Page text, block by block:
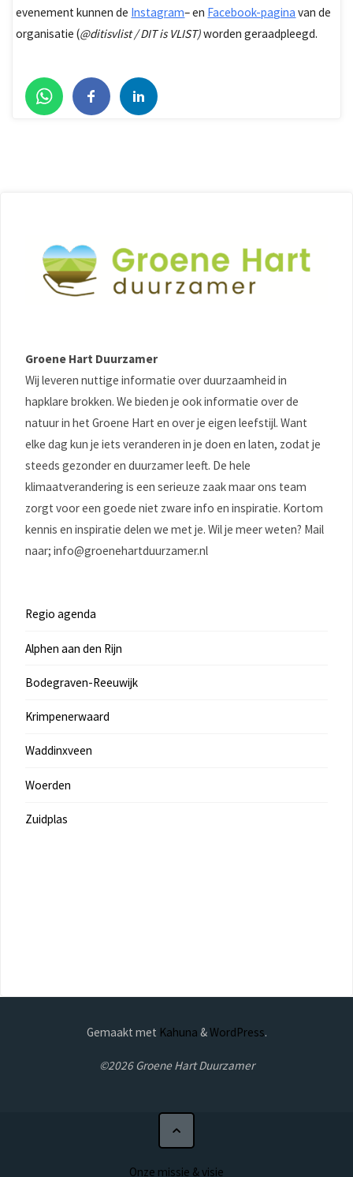
evenement kunnen de Instagram– en Facebook-pagina van de
organisatie (@ditisvlist / DIT is VLIST)worden geraadpleegd.
Groene Hart Duurzamer
Wij leveren nuttige informatie over duurzaamheid in
hapklare brokken. We bieden je ook informatie over de
natuur in het Groene Hart en over je eigen leefstijl. Want
elke dag kun je iets veranderen in je doen en laten, zodat je
steeds gezonder en duurzamer leeft. De hele
klimaatverandering is een serieuze zaak maar ons team
zorgt voor een goede niet zware info en inspiratie. Kortom
kennis en inspiratie delen we met je. Wil je meer weten? Mail
naar; info@groenehartduurzamer.nl
Regio agenda
Alphen aan den Rijn
Bodegraven-Reeuwijk
Krimpenerwaard
Waddinxveen
Woerden
Zuidplas
Gemaakt met Kahuna &WordPress.
©2026 Groene Hart Duurzamer
Onze missie & visie